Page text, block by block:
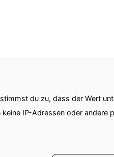
du zu, dass der Wert
IP-Adressen oder